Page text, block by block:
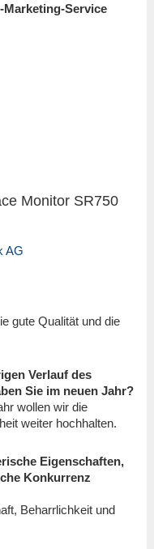
Marketing-Service
Monitor SR750
AG
gute Qualität und die
Verlauf des
Sie im neuen Jahr?
wollen wir die
weiter hochhalten.
Eigenschaften,
Konkurrenz
Beharrlichkeit und